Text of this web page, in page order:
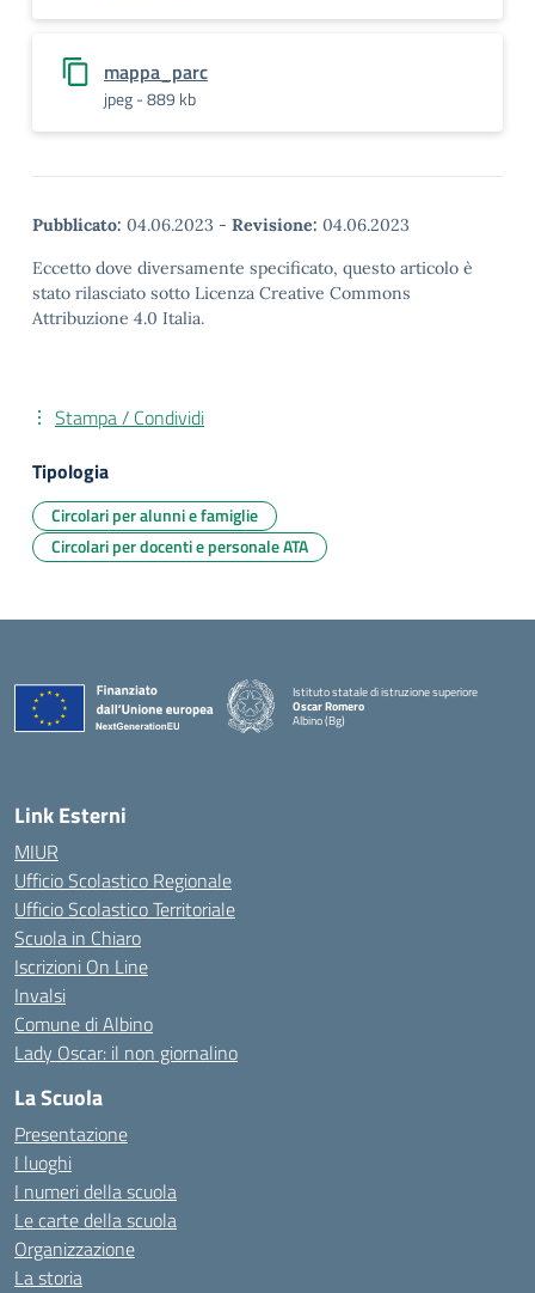
mappa_parc
jpeg - 889 kb
Pubblicato: 04.06.2023 - Revisione: 04.06.2023
Eccetto dove diversamente specificato, questo articolo è
stato rilasciato sotto Licenza Creative Commons
Attribuzione 4.0 Italia.
Stampa / Condividi
Tipologia
Circolari per alunni e famiglie
Circolari per docenti e personale ATA
Istituto statale di istruzione superiore
Oscar Romero
Albino (Bg)
Link Esterni
MIUR
Ufficio Scolastico Regionale
Ufficio Scolastico Territoriale
Scuola in Chiaro
Iscrizioni On Line
Invalsi
Comune di Albino
Lady Oscar: il non giornalino
La Scuola
Presentazione
I luoghi
I numeri della scuola
Le carte della scuola
Organizzazione
La storia